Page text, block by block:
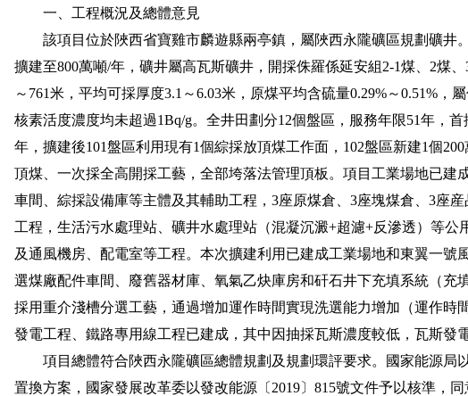
一、工程概況及總體意見
該項目位於陜西省寶雞市麟遊縣兩亭鎮，屬陜西永隴礦區規劃礦井
擴建至800萬噸/年，礦井屬高瓦斯礦井，開採侏羅係延安組2-1煤、2煤
～761米，平均可採厚度3.1～6.03米，原煤平均含硫量0.29%～0.51%
核素活度濃度均未超過1Bq/g。全井田劃分12個盤區，服務年限51年，
年，擴建後101盤區利用現有1個綜採放頂煤工作面，102盤區新建1個
頂煤、一次採全高開採工藝，全部垮落法管理頂板。項目工業場地已建
車間、綜採設備庫等主體及其輔助工程，3座原煤倉、3座塊煤倉、3座
工程，生活污水處理站、礦井水處理站（混凝沉澱+超濾+反滲透）等
及通風機房、配電室等工程。本次擴建利用已建成工業場地和東翼一號
選煤廠配件車間、廢舊器材庫、氧氣乙炔庫房和矸石井下充填系統（充
採用重介淺槽分選工藝，通過增加運作時間實現洗選能力增加（運作時
發電工程、鐵路專用線工程已建成，其中因抽採瓦斯濃度較低，瓦斯發
項目總體符合陜西永隴礦區總體規劃及規劃環評要求。國家能源局
置換方案，國家發展改革委以發改能源〔2019〕815號文件予以核準，